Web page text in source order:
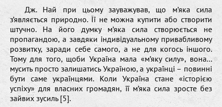
Дж. Най при цьому зауважував, що м’яка сила
з’являється природно. Її не можна купити або створити
штучно. На його думку м’яка сила створюється не
пропагандою, а завдяки індивідуальному привабливому
розвитку, заради себе самого, а не для когось іншого.
Тому для того, щоби Україна мала «м’яку силу», вона...
мусить просто залишатись Україною, а українці – повинні
бути саме українцями. Коли Україна стане «історією
успіху» для власних громадян, її м’яка сила зросте без
зайвих зусиль [5].